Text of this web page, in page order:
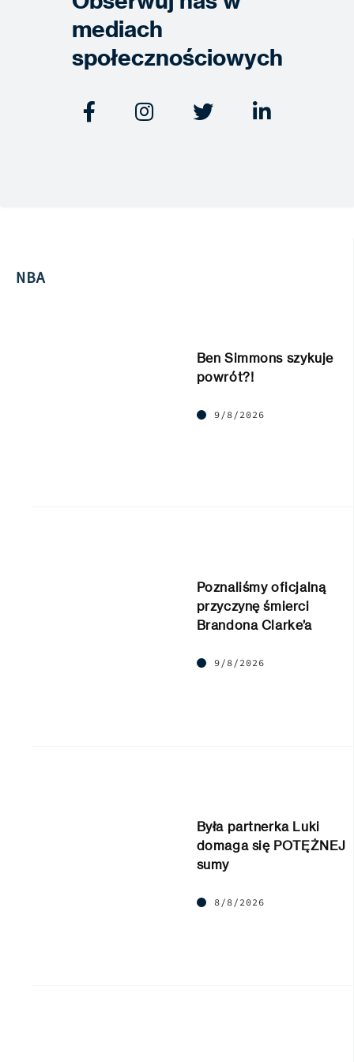
mediach
społecznościowych
   
NBA
Ben Simmons szykuje
powrót?!
9/8/2026
Poznaliśmy oficjalną
przyczynę śmierci
Brandona Clarke’a
9/8/2026
Była partnerka Luki
domaga się POTĘŻNEJ
sumy
8/8/2026